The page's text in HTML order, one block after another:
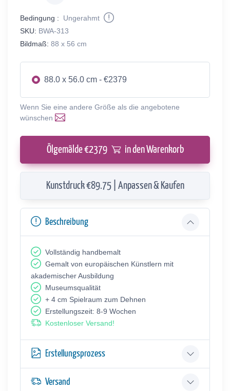
Bedingung :
Ungerahmt
SKU: BWA-313
Bildmaß: 88 x 56 cm
88.0 x 56.0 cm - €2379
Wenn Sie eine andere Größe als die angebotene
wünschen
Ölgemälde €2379 in den Warenkorb
Kunstdruck €89.75 | Anpassen & Kaufen
Beschreibung
Vollständig handbemalt
Gemalt von europäischen Künstlern mit
akademischer Ausbildung
Museumsqualität
+ 4 cm Spielraum zum Dehnen
Erstellungszeit: 8-9 Wochen
Kostenloser Versand!
Erstellungsprozess
Versand